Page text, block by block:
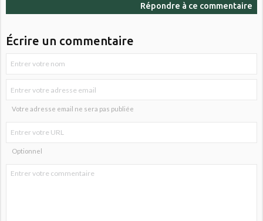
Répondre à ce commentaire
Écrire un commentaire
Votre adresse email ne sera pas publiée
Optionnel